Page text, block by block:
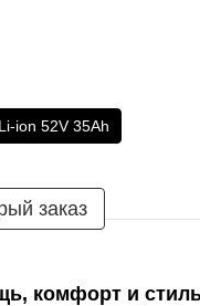
Li-ion 52V 35Ah
заказ
комфорт и